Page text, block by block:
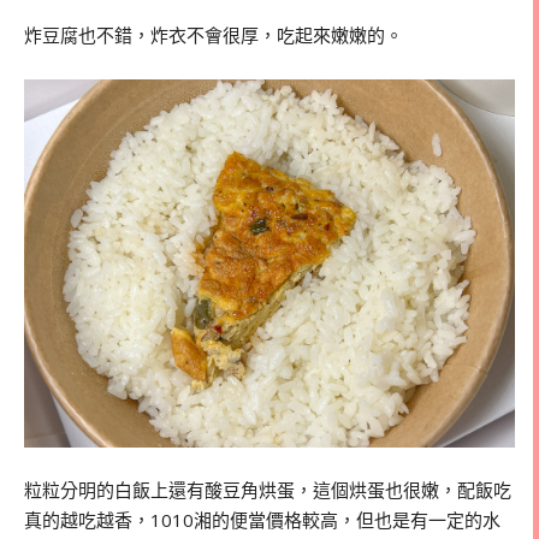
炸豆腐也不錯，炸衣不會很厚，吃起來嫩嫩的。
粒粒分明的白飯上還有酸豆角烘蛋，這個烘蛋也很嫩，配飯吃
真的越吃越香，1010湘的便當價格較高，但也是有一定的水